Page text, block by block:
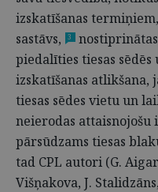
izskatīšanas
sastāvs,
3
piedalīties tiesas
izskatīšanas
tiesas sēdes vietu un
neierodas attaisnojošu
pārsūdzams tiesas
tad CPL autori (G.
Višņakova, J.